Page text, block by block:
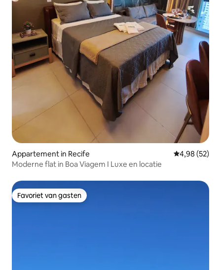
Appartement in Recife Gemiddelde
4,98 (52)
Moderne flat in Boa Viagem I Luxe en locatie
Favoriet van gasten
Favoriet van gasten